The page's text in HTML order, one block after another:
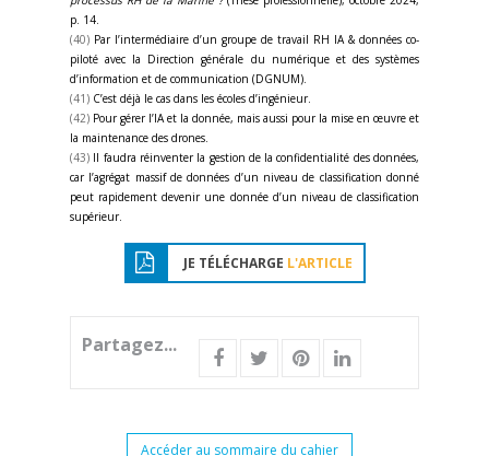
p. 14.
(40) Par l’intermédiaire d’un groupe de travail RH IA & données co-
piloté avec la Direction générale du numérique et des systèmes
d’information et de communication (DGNUM).
(41) C’est déjà le cas dans les écoles d’ingénieur.
(42) Pour gérer l’IA et la donnée, mais aussi pour la mise en œuvre et
la maintenance des drones.
(43) Il faudra réinventer la gestion de la confidentialité des données,
car l’agrégat massif de données d’un niveau de classification donné
peut rapidement devenir une donnée d’un niveau de classification
supérieur.
JE TÉLÉCHARGE L'ARTICLE
Partagez...
Accéder au sommaire du cahier